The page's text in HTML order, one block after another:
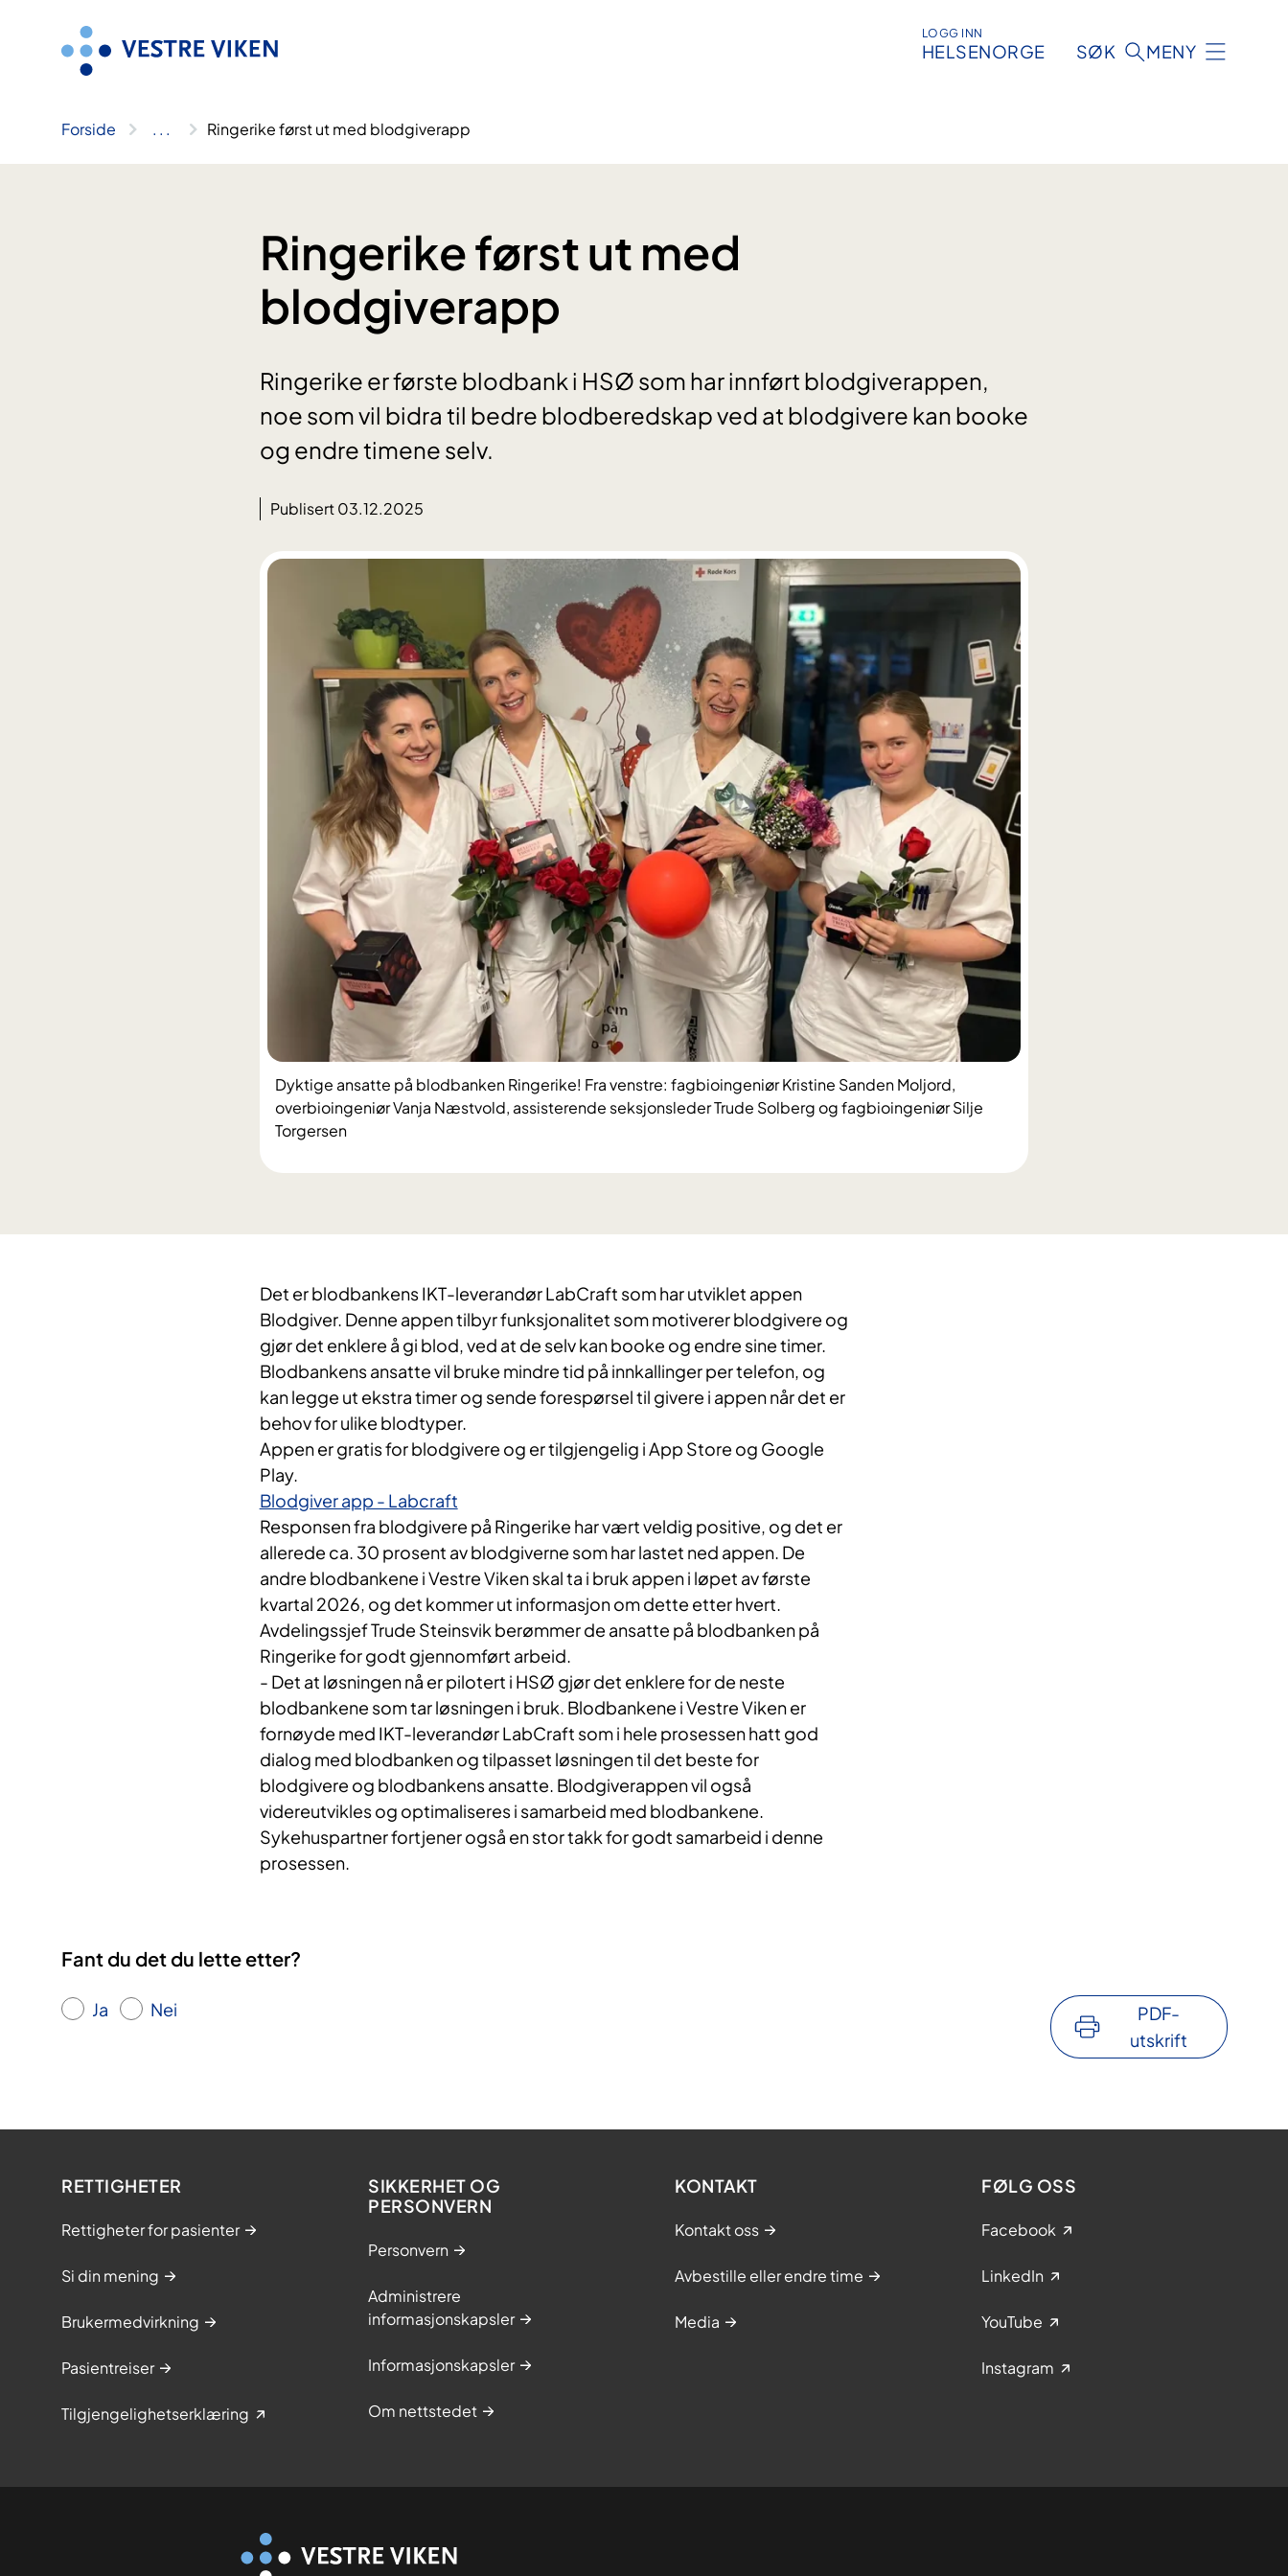
LOGG INN
HELSENORGE SØK MENY
Forside .. . Ringerike først ut med blodgiverapp
Ringerike først ut med
blodgiverapp
Ringerike er første blodbank i HSØ som har innført blodgiverappen,
noe som vil bidra til bedre blodberedskap ved at blodgivere kan booke
og endre timene selv.
Publisert 03.12.2025
Dyktige ansatte på blodbanken Ringerike! Fra venstre: fagbioingeniør Kristine Sanden Moljord,
overbioingeniør Vanja Næstvold, assisterende seksjonsleder Trude Solberg og fagbioingeniør Silje
Torgersen
Det er blodbankens IKT-leverandør LabCraft som har utviklet appen
Blodgiver. Denne appen tilbyr funksjonalitet som motiverer blodgivere og
gjør det enklere å gi blod, ved at de selv kan booke og endre sine timer.
Blodbankens ansatte vil bruke mindre tid på innkallinger per telefon, og
kan legge ut ekstra timer og sende forespørsel til givere i appen når det er
behov for ulike blodtyper.
Appen er gratis for blodgivere og er tilgjengelig i App Store og Google
Play.
Blodgiver app - Labcraft
Responsen fra blodgivere på Ringerike har vært veldig positive, og det er
allerede ca. 30 prosent av blodgiverne som har lastet ned appen. De
andre blodbankene i Vestre Viken skal ta i bruk appen i løpet av første
kvartal 2026, og det kommer ut informasjon om dette etter hvert.
Avdelingssjef Trude Steinsvik berømmer de ansatte på blodbanken på
Ringerike for godt gjennomført arbeid.
- Det at løsningen nå er pilotert i HSØ gjør det enklere for de neste
blodbankene som tar løsningen i bruk. Blodbankene i Vestre Viken er
fornøyde med IKT-leverandør LabCraft som i hele prosessen hatt god
dialog med blodbanken og tilpasset løsningen til det beste for
blodgivere og blodbankens ansatte. Blodgiverappen vil også
videreutvikles og optimaliseres i samarbeid med blodbankene.
Sykehuspartner fortjener også en stor takk for godt samarbeid i denne
prosessen.
Fant du det du lette etter?
Ja Nei
PDF-
utskrift
RETTIGHETER
Rettigheter for pasienter
Si din mening
Brukermedvirkning
Pasientreiser
Tilgjengelighetserklæring
SIKKERHET OG
PERSONVERN
Personvern
Administrere
informasjonskapsler
Informasjonskapsler
Om nettstedet
KONTAKT
Kontakt oss
Avbestille eller endre time
Media
FØLG OSS
Facebook
LinkedIn
YouTube
Instagram